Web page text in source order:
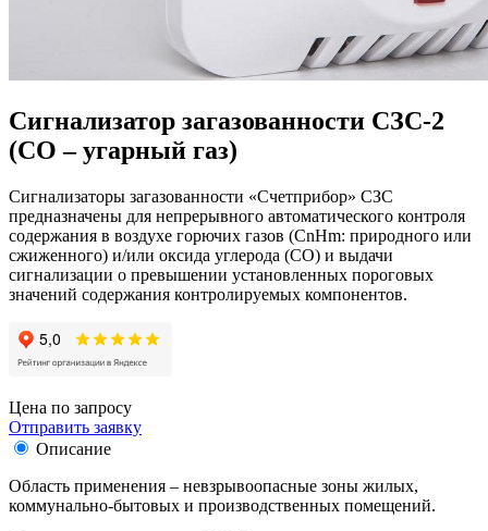
Сигнализатор загазованности СЗС-2
(СО – угарный газ)
Сигнализаторы загазованности «Счетприбор» СЗС
предназначены для непрерывного автоматического контроля
содержания в воздухе горючих газов (СnHm: природного или
сжиженного) и/или оксида углерода (СО) и выдачи
сигнализации о превышении установленных пороговых
значений содержания контролируемых компонентов.
Цена по запросу
Отправить заявку
Описание
Область применения – невзрывоопасные зоны жилых,
коммунально-бытовых и производственных помещений.